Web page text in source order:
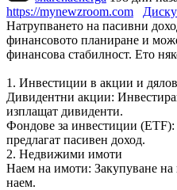
https://mynewzroom.com
Натрупването на пасивни
финансовото планиране и
финансова стабилност. Ето
1. Инвестиции в акции и
Дивидентни акции:
изплащат дивиденти.
Фондове за инвестиции
предлагат пасивен доход.
2. Недвижими имоти
Наем на имоти: Закупуване на
наем.